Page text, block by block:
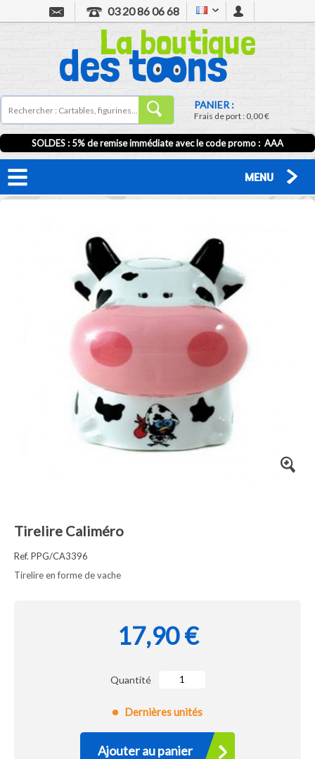
03 20 86 06 68
PANIER :
Frais de port :0,00 €
SOLDES : 5% de remise immédiate avec le code promo : AAA
MENU
Tirelire Caliméro
Ref. PPG/CA3396
Tirelire en forme de vache
17,90 €
Quantité
Dernières unités
Ajouter au panier